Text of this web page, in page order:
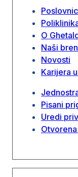
O
Naši
Novosti
Karijera
Pisani
Uredi